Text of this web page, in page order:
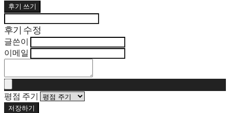
후기 쓰기
후기 수정
글쓴이
이메일
평점 주기
저장하기